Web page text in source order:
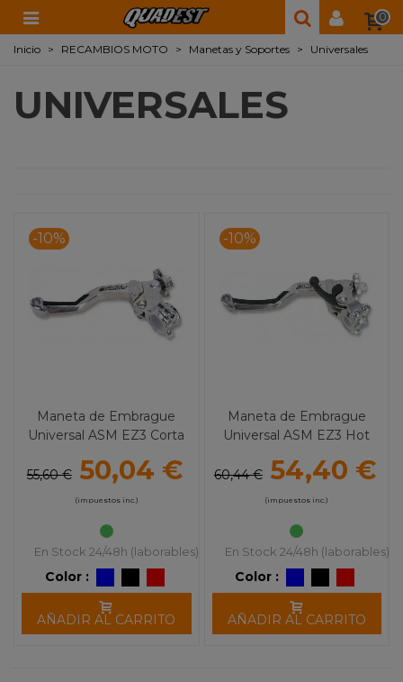
0
Inicio > RECAMBIOS MOTO > Manetas y Soportes > Universales
UNIVERSALES
-10%
Maneta de Embrague
Universal ASM EZ3 Corta
55,60 € 50,04 €
(impuestos inc.)
En Stock 24/48h (laborables)
Color :
AÑADIR AL CARRITO
-10%
Maneta de Embrague
Universal ASM EZ3 Hot
60,44 € 54,40 €
(impuestos inc.)
En Stock 24/48h (laborables)
Color :
AÑADIR AL CARRITO